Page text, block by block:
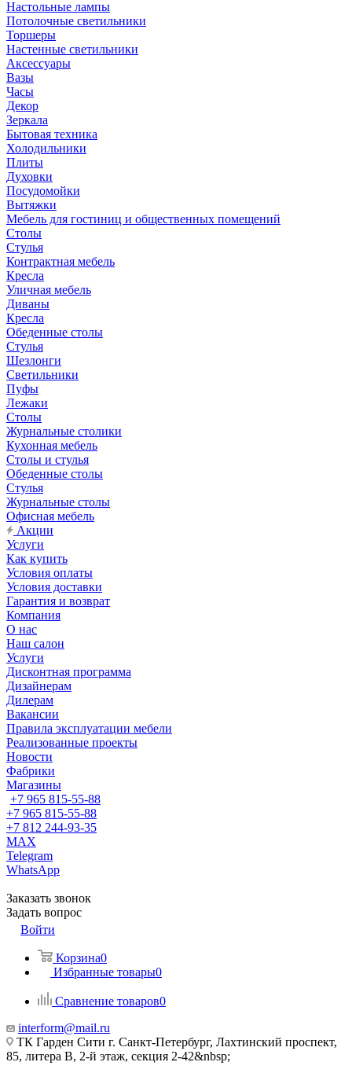
Настольные лампы
Потолочные светильники
Торшеры
Настенные светильники
Аксессуары
Вазы
Часы
Декор
Зеркала
Бытовая техника
Холодильники
Плиты
Духовки
Посудомойки
Вытяжки
Мебель для гостиниц и общественных помещений
Столы
Стулья
Контрактная мебель
Кресла
Уличная мебель
Диваны
Кресла
Обеденные столы
Стулья
Шезлонги
Светильники
Пуфы
Лежаки
Столы
Журнальные столики
Кухонная мебель
Столы и стулья
Обеденные столы
Стулья
Журнальные столы
Офисная мебель
Акции
Услуги
Как купить
Условия оплаты
Условия доставки
Гарантия и возврат
Компания
О нас
Наш салон
Услуги
Дисконтная программа
Дизайнерам
Дилерам
Вакансии
Правила эксплуатации мебели
Реализованные проекты
Новости
Фабрики
Магазины
+7 965 815-55-88
+7 965 815-55-88
+7 812 244-93-35
MAX
Telegram
WhatsApp
Заказать звонок
Задать вопрос
Войти
Корзина0
Избранные товары0
Сравнение товаров0
interform@mail.ru
ТК Гарден Сити г. Санкт-Петербург, Лахтинский проспект,
85, литера В, 2-й этаж, секция 2-42&nbsp;